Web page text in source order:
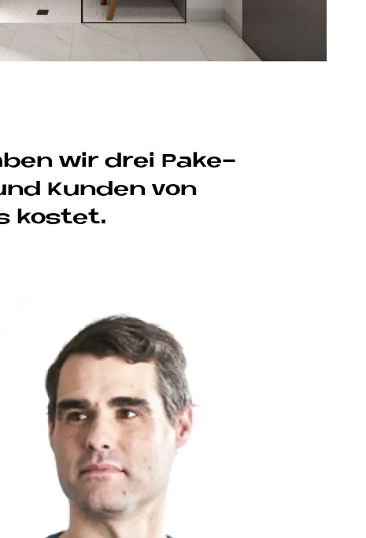
wir drei Pa­ke­
Kun­den von
ko­stet.